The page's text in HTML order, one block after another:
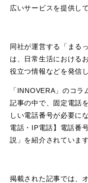
広いサービスを提供し
同社が運営する「まる
は、日常生活における
役立つ情報などを発信
「INNOVERA」のコ
記事の中で、固定電話
しい電話番号が必要に
電話・IP電話】電話番
説」を紹介されています
掲載された記事では、